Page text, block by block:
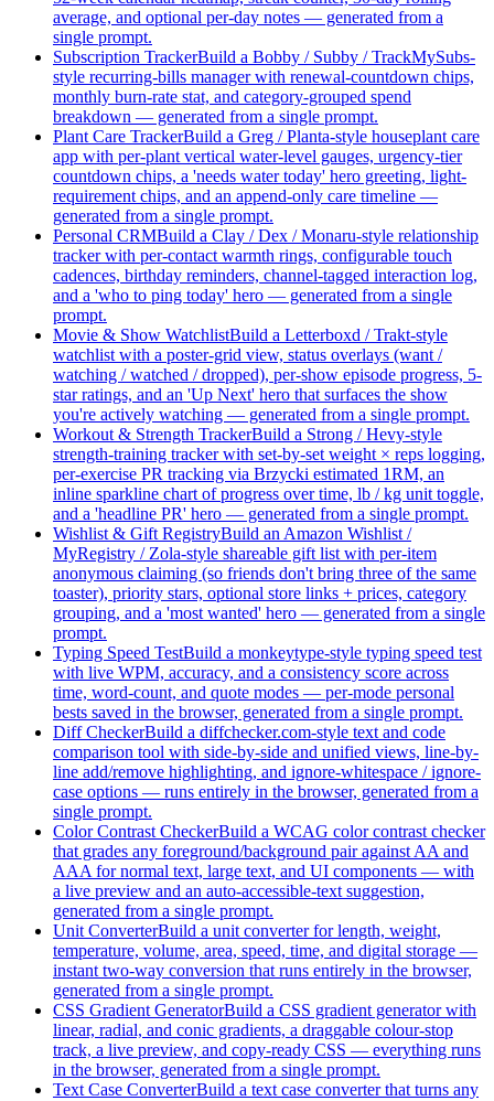
average, and optional per-day notes — generated from a
single prompt.
Subscription TrackerBuild a Bobby / Subby / TrackMySubs-
style recurring-bills manager with renewal-countdown chips,
monthly burn-rate stat, and category-grouped spend
breakdown — generated from a single prompt.
Plant Care TrackerBuild a Greg / Planta-style houseplant care
app with per-plant vertical water-level gauges, urgency-tier
countdown chips, a 'needs water today' hero greeting, light-
requirement chips, and an append-only care timeline —
generated from a single prompt.
Personal CRMBuild a Clay / Dex / Monaru-style relationship
tracker with per-contact warmth rings, configurable touch
cadences, birthday reminders, channel-tagged interaction log,
and a 'who to ping today' hero — generated from a single
prompt.
Movie & Show WatchlistBuild a Letterboxd / Trakt-style
watchlist with a poster-grid view, status overlays (want /
watching / watched / dropped), per-show episode progress, 5-
star ratings, and an 'Up Next' hero that surfaces the show
you're actively watching — generated from a single prompt.
Workout & Strength TrackerBuild a Strong / Hevy-style
strength-training tracker with set-by-set weight × reps logging,
per-exercise PR tracking via Brzycki estimated 1RM, an
inline sparkline chart of progress over time, lb / kg unit toggle,
and a 'headline PR' hero — generated from a single prompt.
Wishlist & Gift RegistryBuild an Amazon Wishlist /
MyRegistry / Zola-style shareable gift list with per-item
anonymous claiming (so friends don't bring three of the same
toaster), priority stars, optional store links + prices, category
grouping, and a 'most wanted' hero — generated from a single
prompt.
Typing Speed TestBuild a monkeytype-style typing speed test
with live WPM, accuracy, and a consistency score across
time, word-count, and quote modes — per-mode personal
bests saved in the browser, generated from a single prompt.
Diff CheckerBuild a diffchecker.com-style text and code
comparison tool with side-by-side and unified views, line-by-
line add/remove highlighting, and ignore-whitespace / ignore-
case options — runs entirely in the browser, generated from a
single prompt.
Color Contrast CheckerBuild a WCAG color contrast checker
that grades any foreground/background pair against AA and
AAA for normal text, large text, and UI components — with
a live preview and an auto-accessible-text suggestion,
generated from a single prompt.
Unit ConverterBuild a unit converter for length, weight,
temperature, volume, area, speed, time, and digital storage —
instant two-way conversion that runs entirely in the browser,
generated from a single prompt.
CSS Gradient GeneratorBuild a CSS gradient generator with
linear, radial, and conic gradients, a draggable colour-stop
track, a live preview, and copy-ready CSS — everything runs
in the browser, generated from a single prompt.
Text Case ConverterBuild a text case converter that turns any